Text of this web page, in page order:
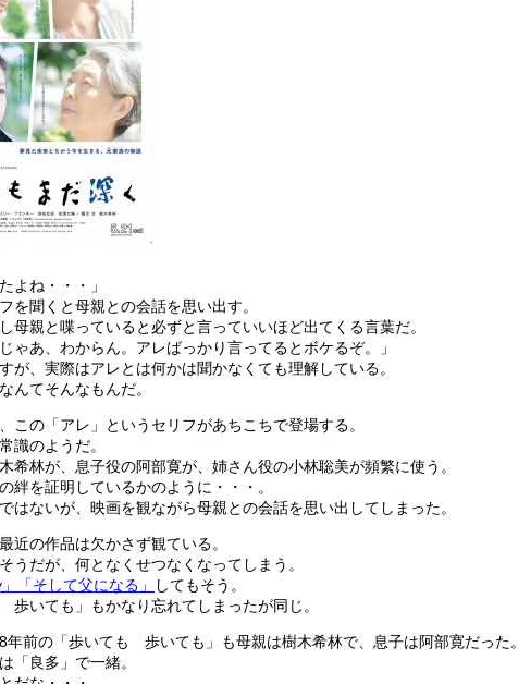
よね・・・」
を聞くと母親との会話を思い出す。
母親と喋っていると必ずと言っていいほど出てくる言葉だ。
ゃあ、わからん。アレばっかり言ってるとボケるぞ。」
が、実際はアレとは何かは聞かなくても理解している。
んてそんなもんだ。
この「アレ」というセリフがあちこちで登場する。
識のようだ。
希林が、息子役の阿部寛が、姉さん役の小林聡美が頻繁に使う。
絆を証明しているかのように・・・。
はないが、映画を観ながら母親との会話を思い出してしまった。
近の作品は欠かさず観ている。
うだが、何となくせつなくなってしまう。
「そして父になる」
してもそう。
歩いても」もかなり忘れてしまったが同じ。
年前の「歩いても 歩いても」も母親は樹木希林で、息子は阿部寛だった。
「良多」で一緒。